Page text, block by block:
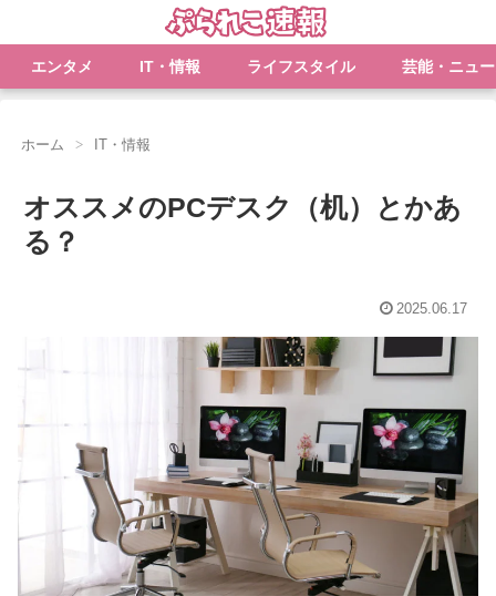
エンタメ IT・情報 ライフスタイル 芸能・ニュ
ホーム IT・情報
オススメのPCデスク（机）とかあ
る？
2025.06.17